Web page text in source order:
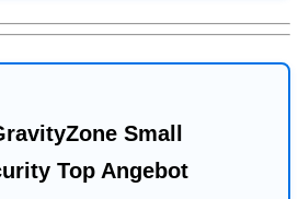
Small
Top Angebot